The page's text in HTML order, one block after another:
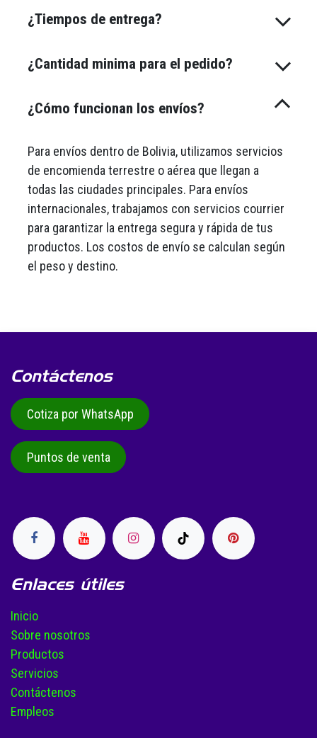
¿Tiempos de entrega?
¿Cantidad minima para el pedido?
¿Cómo funcionan los envíos?
Para envíos dentro de Bolivia, utilizamos servicios
de encomienda terrestre o aérea que llegan a
todas las ciudades principales. Para envíos
internacionales, trabajamos con servicios courrier
para garantizar la entrega segura y rápida de tus
productos. Los costos de envío se calculan según
el peso y destino.
Enlaces útiles
Inicio
Sobre nosotros
Productos
Servicios
Contáctenos
Empleos
Contáctenos
Cotiza por WhatsApp
Puntos de venta